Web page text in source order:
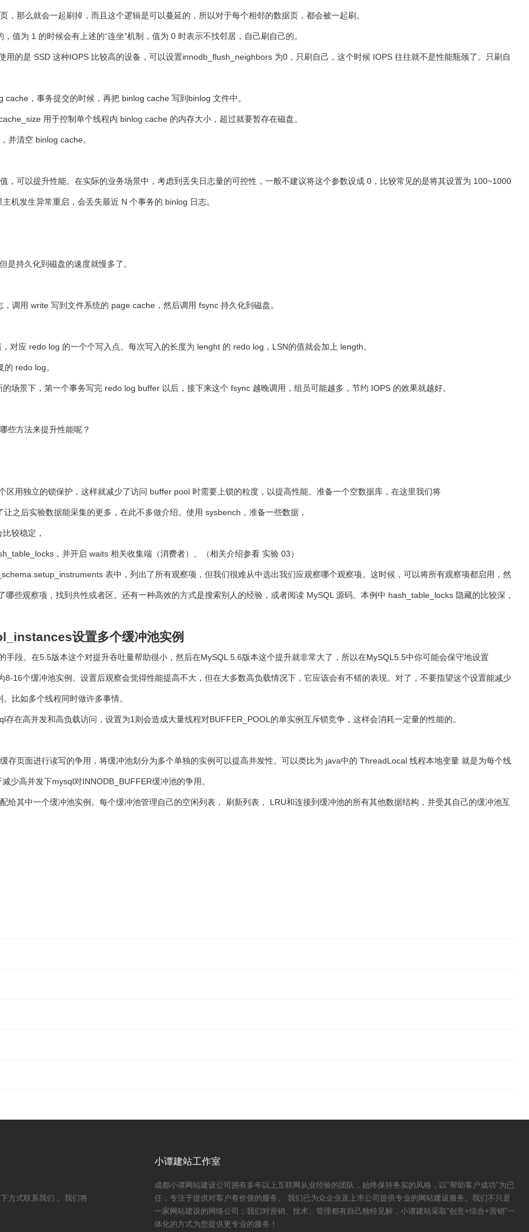
那么就会一起刷掉，而且这个逻辑是可以蔓延的，所以对于每个相邻的数据页，都会被一起刷。
为 1 的时候会有上述的“连坐”机制，值为 0 时表示不找邻居，自己刷自己的。
的是 SSD 这种IOPS 比较高的设备，可以设置innodb_flush_neighbors 为0，只刷自己，这个时候 IOPS 往往就不是性能瓶颈了。只刷自
，事务提交的时候，再把 binlog cache 写到binlog 文件中。
用于控制单个线程内 binlog cache 的内存大小，超过就要暂存在磁盘。
并清空 binlog cache。
，可以提升性能。在实际的业务场景中，考虑到丢失日志量的可控性，一般不建议将这个参数设成 0，比较常见的是将其设置为 100~1000
机发生异常重启，会丢失最近 N 个事务的 binlog 日志。
持久化到磁盘的速度就慢多了。
调用 write 写到文件系统的 page cache，然后调用 fsync 持久化到磁盘。
对应 redo log 的一个个写入点。每次写入的长度为 lenght 的 redo log，LSN的值就会加上 length。
redo log。
场景下，第一个事务写完 redo log buffer 以后，接下来这个 fsync 越晚调用，组员可能越多，节约 IOPS 的效果就越好。
些方法来提升性能呢？
用独立的锁保护，这样就减少了访问 buffer pool 时需要上锁的粒度，以提高性能。准备一个空数据库，在这里我们将
之后实验数据能采集的更多，在此不多做介绍。使用 sysbench，准备一些数据，
较稳定，
，并开启 waits 相关收集端（消费者）。（相关介绍参看 实验 03）
表中，列出了所有观察项，但我们很难从中选出我们应观察哪个观察项。这时候，可以将所有观察项都启用，然
些观察项，找到共性或者区。还有一种高效的方式是搜索别人的经验，或者阅读 MySQL 源码。本例中 hash_table_locks 隐藏的比较深，
设置多个缓冲池实例
段。在5.5版本这个对提升吞吐量帮助很小，然后在MySQL 5.6版本这个提升就非常大了，所以在MySQL5.5中你可能会保守地设置
16个缓冲池实例。设置后观察会觉得性能提高不大，但在大多数高负载情况下，它应该会有不错的表现。对了，不要指望这个设置能减少
比如多个线程同时做许多事情。
在高并发和高负载访问，设置为1则会造成大量线程对BUFFER_POOL的单实例互斥锁竞争，这样会消耗一定量的性能的。
存页面进行读写的争用，将缓冲池划分为多个单独的实例可以提高并发性。可以类比为 java中的 ThreadLocal 线程本地变量 就是为每个线
少高并发下mysql对INNODB_BUFFER缓冲池的争用。
给其中一个缓冲池实例。每个缓冲池管理自己的空闲列表， 刷新列表， LRU和连接到缓冲池的所有其他数据结构，并受其自己的缓冲池互
方式联系我们， 我们将
小谭建站工作室
成都小谭网站建设公司拥有多年以上互联网从业经验的团队，始终保持务实的风格，以"帮助客户成功"为已
任，专注于提供对客户有价值的服务。 我们已为众企业及上市公司提供专业的网站建设服务。我们不只是
一家网站建设的网络公司；我们对营销、技术、管理都有自己独特见解，小谭建站采取“创意+综合+营销”一
体化的方式为您提供更专业的服务！